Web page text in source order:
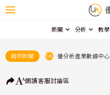
新聞 分析 教學
國際新聞 優分析產業數據中心
朗讀客服討論區